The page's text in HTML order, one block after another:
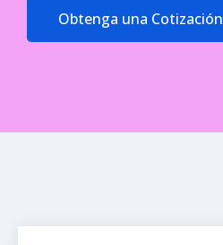
Obtenga una Cotización